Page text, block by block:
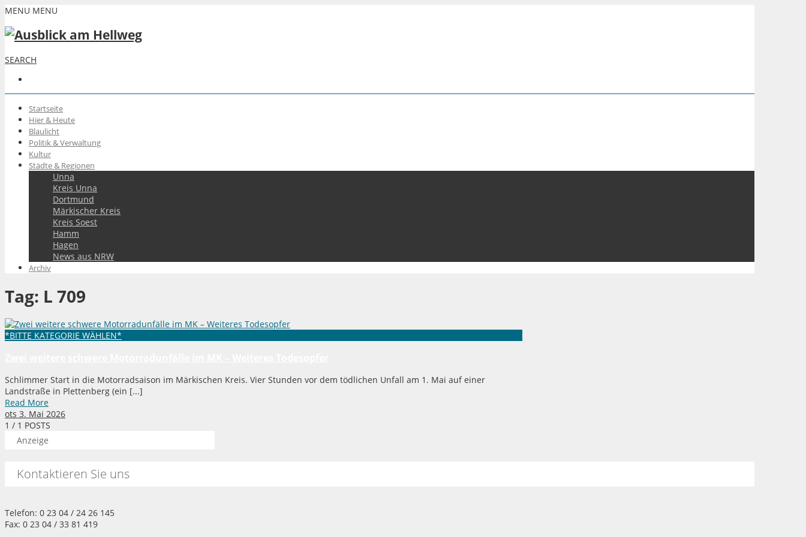
MENU MENU
SEARCH
Startseite
Hier & Heute
Blaulicht
Politik & Verwaltung
Kultur
Städte & Regionen
Unna
Kreis Unna
Dortmund
Märkischer Kreis
Kreis Soest
Hamm
Hagen
News aus NRW
Archiv
Tag: L 709
*BITTE KATEGORIE WÄHLEN*
Schlimmer Start in die Motorradsaison im Märkischen Kreis. Vier Stunden vor dem tödlichen Unfall am 1. Mai auf einer
Landstraße in Plettenberg (ein [...]
Read More
ots 3. Mai 2026
1 / 1 POSTS
Anzeige
Kontaktieren Sie uns
Telefon: 0 23 04 / 24 26 145
Fax: 0 23 04 / 33 81 419